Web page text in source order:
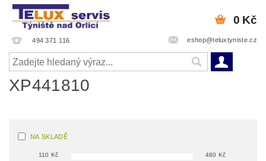
494 371 116 eshop@teluxtyniste.cz
0 Kč
XP441810
NA SKLADĚ
110 Kč 480 Kč